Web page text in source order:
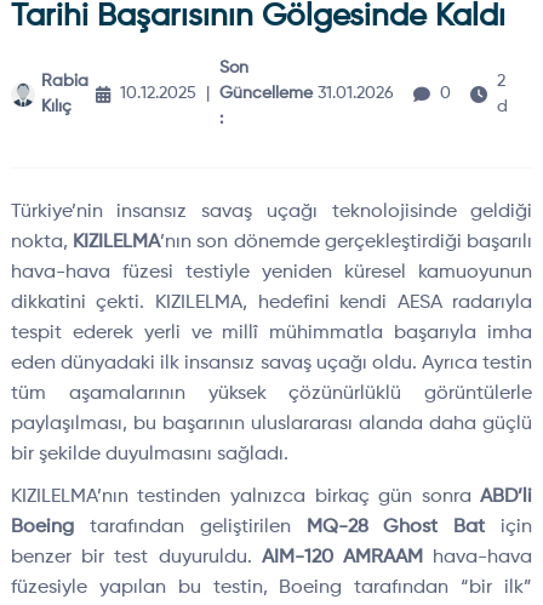
Tarihi Başarısının Gölgesinde Kaldı
Rabia
Kılıç
10.12.2025
Son
Güncelleme
:
31.01.2026 0
2
dk
ürkiye’nin insansız savaş uçağı teknolojisinde geldiği
nokta, KIZILELMA’nın son dönemde gerçekleştirdiği başarılı
hava-hava füzesi testiyle yeniden küresel kamuoyunun
dikkatini çekti. KIZILELMA, hedefini kendi AESA radarıyla
tespit ederek yerli ve millî mühimmatla başarıyla imha
eden dünyadaki ilk insansız savaş uçağı oldu. Ayrıca testin
tüm aşamalarının yüksek çözünürlüklü görüntülerle
paylaşılması, bu başarının uluslararası alanda daha güçlü
bir şekilde duyulmasını sağladı.
KIZILELMA’nın testinden yalnızca birkaç gün sonra ABD’li
Boeingtarafından geliştirilen MQ-28 Ghost Bat için
benzer bir test duyuruldu. AIM-120 AMRAAM
hava-hava
füzesiyle yapılan bu testin, Boeing tarafından “bir ilk”